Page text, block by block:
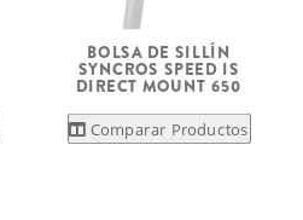
BOLSA DE SILLÍN
SYNCROS SPEED IS
DIRECT MOUNT 650
Comparar Productos